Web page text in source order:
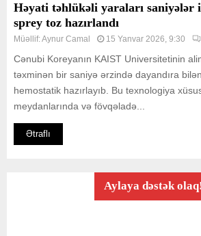
Həyati təhlükəli yaraları saniyələr
sprey toz hazırlandı
Müəllif:Aynur Camal 15 Yanvar 2026, 9:30
Cənubi Koreyanın KAIST Universitetinin
təxminən bir saniyə ərzində dayandıra
hemostatik hazırlayıb. Bu texnologiya
meydanlarında və fövqəladə...
Ətraflı
Aylaya dəstək